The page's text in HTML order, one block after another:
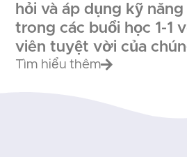
hỏi và áp dụng kỹ
trong các buổi học 1-1
viên tuyệt vời của
Tìm hiểu thêm